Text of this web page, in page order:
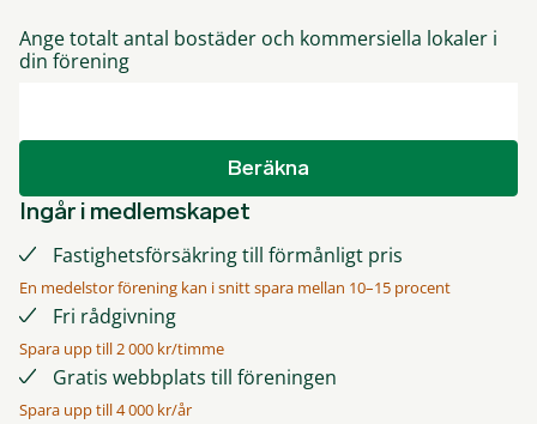
Ange totalt antal bostäder och kommersiella lokaler i
din förening
Beräkna
Ingår i medlemskapet
Fastighetsförsäkring till förmånligt pris
En medelstor förening kan i snitt spara mellan 10–15 procent
Fri rådgivning
Spara upp till 2 000 kr/timme
Gratis webbplats till föreningen
Spara upp till 4 000 kr/år